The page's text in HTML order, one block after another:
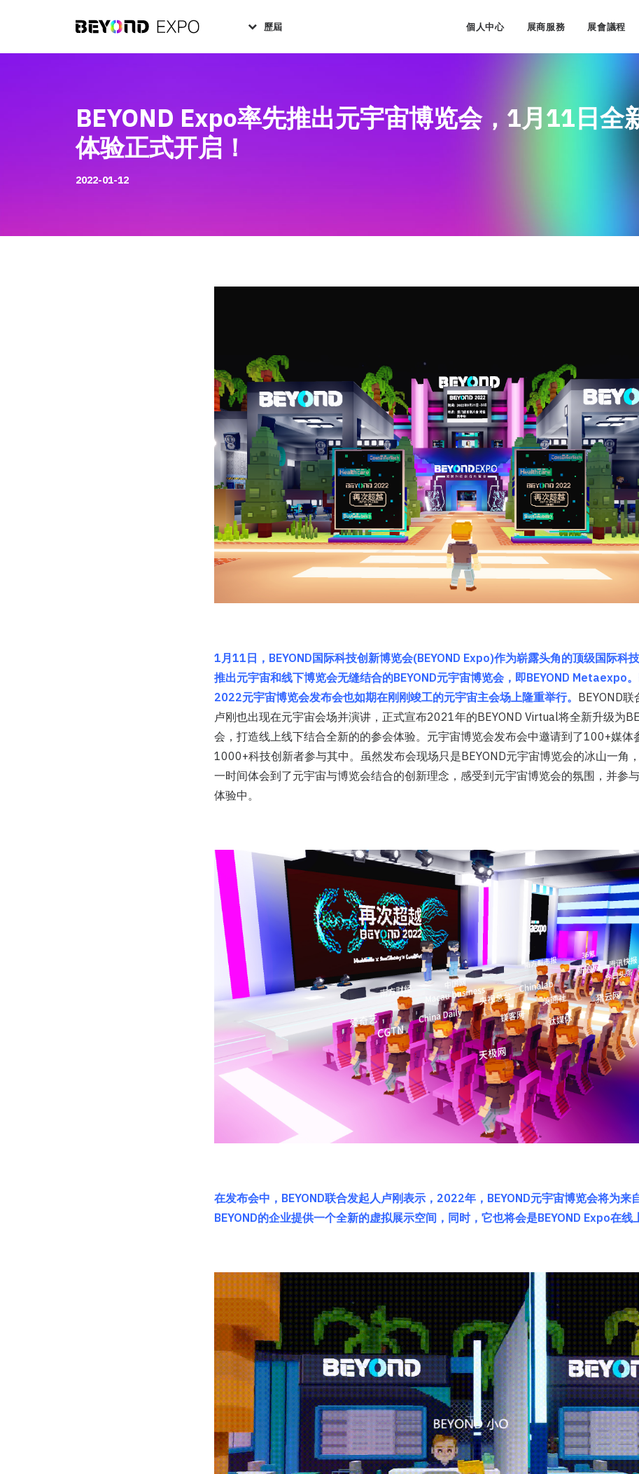
歷屆 個人中心 展商服務 展會議程
BEYOND Expo率先推出元宇宙博览会，1月11日全
体验正式开启！
2022-01-12
1月11日，BEYOND国际科技创新博览会(BEYOND Expo)作为崭露头角的顶级国际科
推出元宇宙和线下博览会无缝结合的BEYOND元宇宙博览会，即BEYOND Metaexpo
2022元宇宙博览会发布会也如期在刚刚竣工的元宇宙主会场上隆重举行。 BEYOND
卢刚也出现在元宇宙会场并演讲，正式宣布2021年的BEYOND Virtual将全新升级为
会，打造线上线下结合全新的的参会体验。元宇宙博览会发布会中邀请到了100+媒体
1000+科技创新者参与其中。虽然发布会现场只是BEYOND元宇宙博览会的冰山一角
一时间体会到了元宇宙与博览会结合的创新理念，感受到元宇宙博览会的氛围，并参
体验中。
在发布会中，BEYOND联合发起人卢刚表示，2022年，BEYOND元宇宙博览会将为来
BEYOND的企业提供一个全新的虚拟展示空间，同时，它也将会是BEYOND Expo在线